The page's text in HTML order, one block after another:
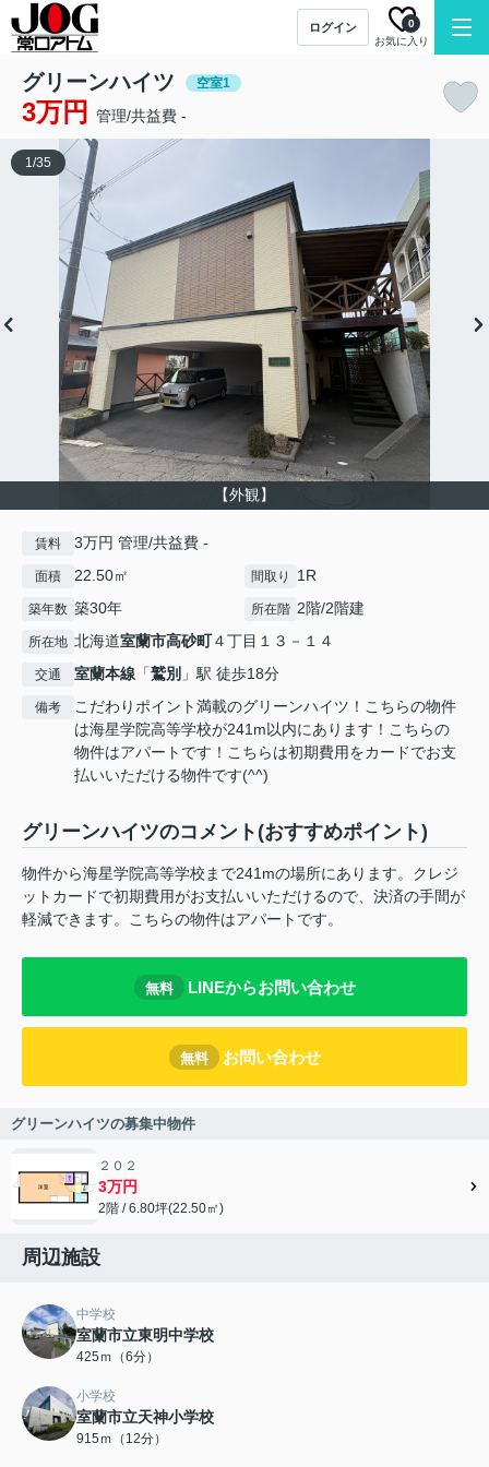
ログイン
お気に入り
0
グリーンハイツ 空室1
3万円 管理/共益費 -
【外観】
1/35
賃料 3万円 管理/共益費 -
面積 22.50㎡ 間取り 1R
築年数 築30年 所在階 2階/2階建
所在地 北海道室蘭市高砂町４丁目１３－１４
交通 室蘭本線 「鷲別 」駅 徒歩18分
備考
こだわりポイント満載のグリーンハイツ！こちらの物件
は海星学院高等学校が241m以内にあります！こちらの
物件はアパートです！こちらは初期費用をカードでお支
払いいただける物件です(^^)
グリーンハイツのコメント(おすすめポイント)
物件から海星学院高等学校まで241mの場所にあります。クレジ
ットカードで初期費用がお支払いいただけるので、決済の手間が
軽減できます。こちらの物件はアパートです。
無料 LINEからお問い合わせ
無料 お問い合わせ
グリーンハイツの募集中物件
２０２
3万円
2階 / 6.80坪(22.50㎡)
周辺施設
中学校
室蘭市立東明中学校
425ｍ（6分）
小学校
室蘭市立天神小学校
915ｍ（12分）